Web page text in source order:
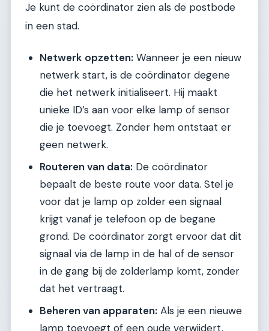
Je kunt de coördinator zien als de postbode
in een stad.
Netwerk opzetten: Wanneer je een nieuw
netwerk start, is de coördinator degene
die het netwerk initialiseert. Hij maakt
unieke ID’s aan voor elke lamp of sensor
die je toevoegt. Zonder hem ontstaat er
geen netwerk.
Routeren van data: De coördinator
bepaalt de beste route voor data. Stel je
voor dat je lamp op zolder een signaal
krijgt vanaf je telefoon op de begane
grond. De coördinator zorgt ervoor dat dit
signaal via de lamp in de hal of de sensor
in de gang bij de zolderlamp komt, zonder
dat het vertraagt.
Beheren van apparaten: Als je een nieuwe
lamp toevoegt of een oude verwijdert,